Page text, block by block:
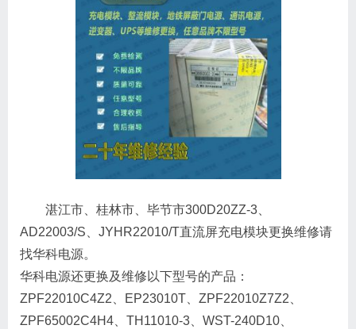
湛江市、桂林市、毕节市300D20ZZ-3、
AD22003/S、JYHR22010/T直流屏充电模块更换维修请
找华科电源。
华科电源还更换及维修以下型号的产品：
ZPF22010C4Z2、EP23010T、ZPF22010Z7Z2、
ZPF65002C4H4、TH11010-3、WST-240D10、